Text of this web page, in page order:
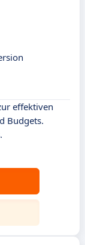
effektiven
Budgets.